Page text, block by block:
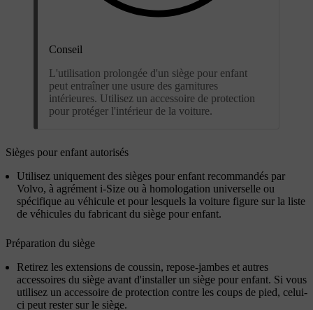
Conseil
L'utilisation prolongée d'un siège pour enfant
peut entraîner une usure des garnitures
intérieures. Utilisez un accessoire de protection
pour protéger l'intérieur de la voiture.
Sièges pour enfant autorisés
Utilisez uniquement des sièges pour enfant recommandés par
Volvo, à agrément i-Size ou à homologation universelle ou
spécifique au véhicule et pour lesquels la voiture figure sur la liste
de véhicules du fabricant du siège pour enfant.
Préparation du siège
Retirez les extensions de coussin, repose-jambes et autres
accessoires du siège avant d'installer un siège pour enfant. Si vous
utilisez un accessoire de protection contre les coups de pied, celui-
ci peut rester sur le siège.